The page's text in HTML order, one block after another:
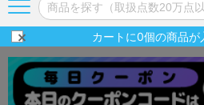
カートに0個の商品が